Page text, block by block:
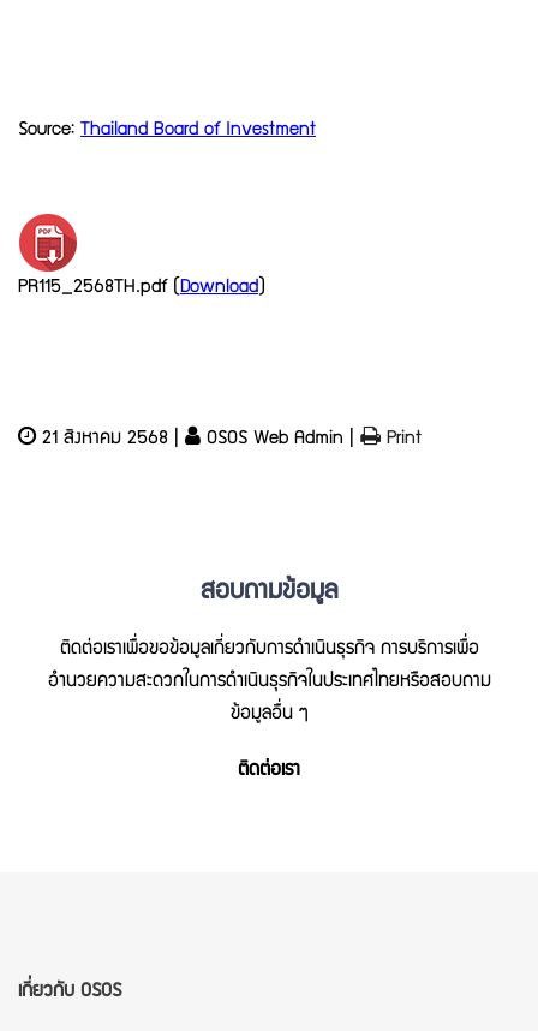
Source: Thailand Board of Investment
PR115_2568TH.pdf (Download)
21 สิงหาคม 2568 | OSOS Web Admin | Print
สอบถามข้อมูล
ติดต่อเราเพื่อขอข้อมูลเกี่ยวกับการดำเนินธุรกิจ การบริการเพื่อ
อำนวยความสะดวกในการดำเนินธุรกิจในประเทศไทยหรือสอบถาม
ข้อมูลอื่น ๆ
ติดต่อเรา
เกี่ยวกับ OSOS